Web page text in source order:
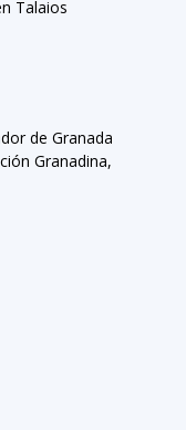
Talaios
de Granada
Granadina,